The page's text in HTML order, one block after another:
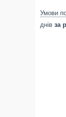
днів за